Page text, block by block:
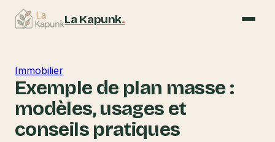
La Kapunk.
Immobilier
Exemple de plan masse :
modèles, usages et
conseils pratiques